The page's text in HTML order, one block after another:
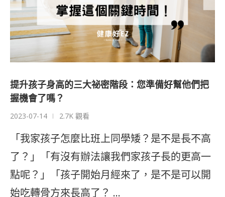
提升孩子身高的三大祕密階段：您準備好幫他們把
握機會了嗎？
2023-07-14 2.7K 觀看
「我家孩子怎麼比班上同學矮？是不是長不高
了？」「有沒有辦法讓我們家孩子長的更高一
點呢？」「孩子開始月經來了，是不是可以開
始吃轉骨方來長高了？ …